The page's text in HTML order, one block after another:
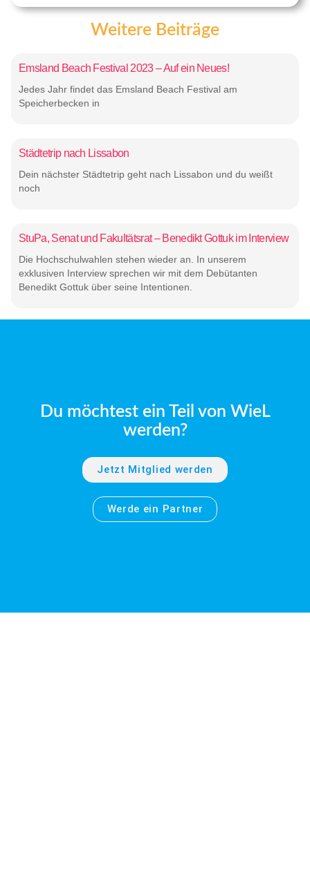
Weitere Beiträge
Emsland Beach Festival 2023 – Auf ein Neues!
Jedes Jahr findet das Emsland Beach Festival am
Speicherbecken in
Städtetrip nach Lissabon
Dein nächster Städtetrip geht nach Lissabon und du weißt
noch
StuPa, Senat und Fakultätsrat – Benedikt Gottuk im Interview
Die Hochschulwahlen stehen wieder an. In unserem
exklusiven Interview sprechen wir mit dem Debütanten
Benedikt Gottuk über seine Intentionen.
Du möchtest ein Teil von WieL
werden?
Jetzt Mitglied werden
Werde ein Partner